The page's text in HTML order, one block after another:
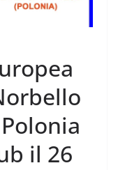
il 26